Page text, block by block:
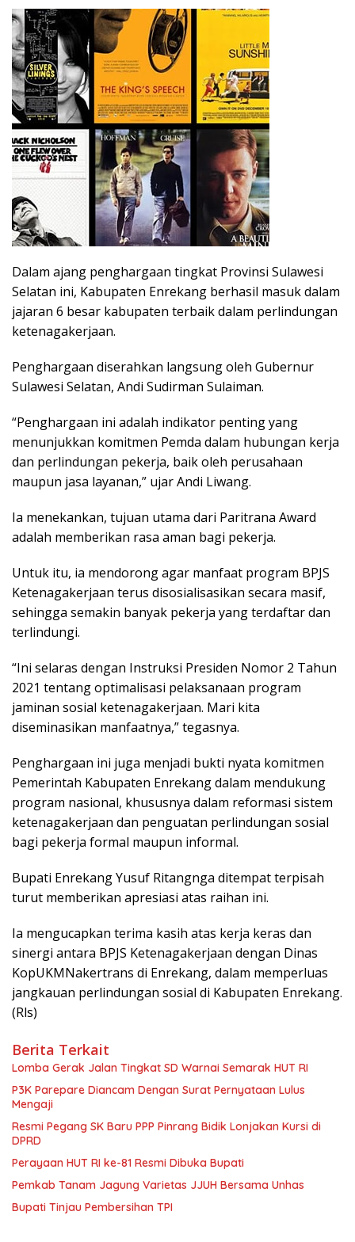
Dalam ajang penghargaan tingkat Provinsi Sulawesi
Selatan ini, Kabupaten Enrekang berhasil masuk dalam
jajaran 6 besar kabupaten terbaik dalam perlindungan
ketenagakerjaan.
Penghargaan diserahkan langsung oleh Gubernur
Sulawesi Selatan, Andi Sudirman Sulaiman.
“Penghargaan ini adalah indikator penting yang
menunjukkan komitmen Pemda dalam hubungan kerja
dan perlindungan pekerja, baik oleh perusahaan
maupun jasa layanan,” ujar Andi Liwang.
Ia menekankan, tujuan utama dari Paritrana Award
adalah memberikan rasa aman bagi pekerja.
Untuk itu, ia mendorong agar manfaat program BPJS
Ketenagakerjaan terus disosialisasikan secara masif,
sehingga semakin banyak pekerja yang terdaftar dan
terlindungi.
“Ini selaras dengan Instruksi Presiden Nomor 2 Tahun
2021 tentang optimalisasi pelaksanaan program
jaminan sosial ketenagakerjaan. Mari kita
diseminasikan manfaatnya,” tegasnya.
Penghargaan ini juga menjadi bukti nyata komitmen
Pemerintah Kabupaten Enrekang dalam mendukung
program nasional, khususnya dalam reformasi sistem
ketenagakerjaan dan penguatan perlindungan sosial
bagi pekerja formal maupun informal.
Bupati Enrekang Yusuf Ritangnga ditempat terpisah
turut memberikan apresiasi atas raihan ini.
Ia mengucapkan terima kasih atas kerja keras dan
sinergi antara BPJS Ketenagakerjaan dengan Dinas
KopUKMNakertrans di Enrekang, dalam memperluas
jangkauan perlindungan sosial di Kabupaten Enrekang.
(Rls)
Berita Terkait
Lomba Gerak Jalan Tingkat SD Warnai Semarak HUT RI
P3K Parepare Diancam Dengan Surat Pernyataan Lulus
Mengaji
Resmi Pegang SK Baru PPP Pinrang Bidik Lonjakan Kursi di
DPRD
Perayaan HUT RI ke-81 Resmi Dibuka Bupati
Pemkab Tanam Jagung Varietas JJUH Bersama Unhas
Bupati Tinjau Pembersihan TPI